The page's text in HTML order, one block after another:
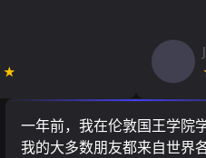
一年前，我在伦敦国王学院学
我的大多数朋友都来自世界各